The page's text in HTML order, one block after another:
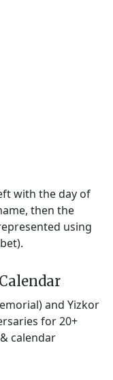
with the day of
then the
using
and Yizkor
for 20+
calendar